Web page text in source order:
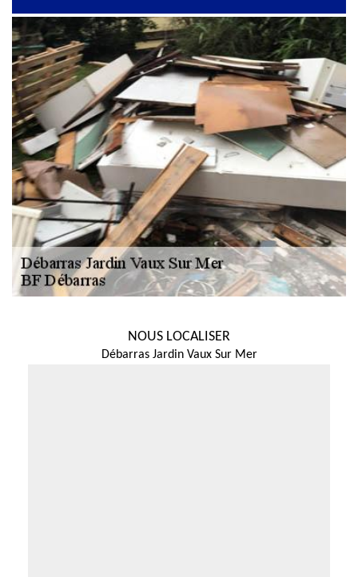
NOUS LOCALISER
Débarras Jardin Vaux Sur Mer